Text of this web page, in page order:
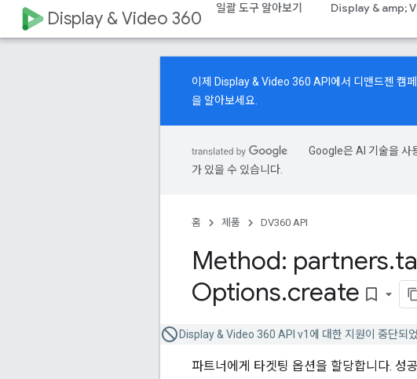
Display & Video 360 일괄 도구 알아보기 Display & amp;
이제 Display & Video 360 API에서 디맨드젠 캠
을 알아보세요.
Google은 AI 기술을 사
가 있을 수 있습니다.
홈 제품 DV360 API
Method: partners.
Options.create bookmark_border
Display & Video 360 API v1에 대한 지원이 중단되
파트너에게 타겟팅 옵션을 할당합니다. 성